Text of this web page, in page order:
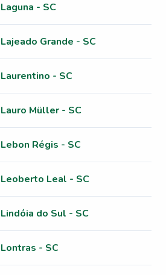
- SC
Grande - SC
- SC
Müller - SC
Régis - SC
Leal - SC
do Sul - SC
- SC